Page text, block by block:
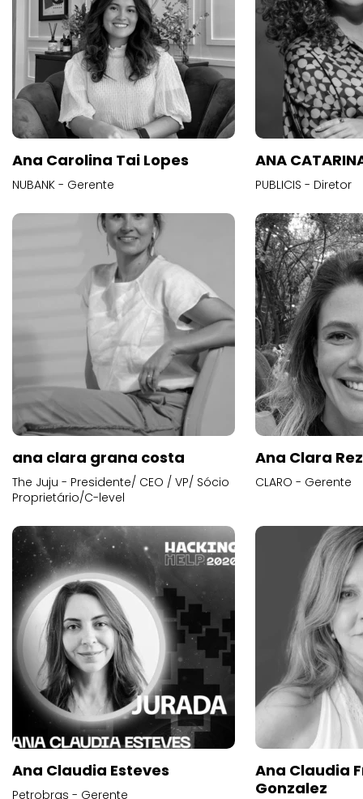
Ana Carolina Tai Lopes
NUBANK - Gerente
ANA
PUBLICIS - Diretor
ana clara grana costa
The Juju - Presidente/ CEO / VP/ Sócio
Proprietário/C-level
Ana Clara
CLARO - Gerente
Ana Claudia Esteves
Petrobras - Gerente
Ana Claudia
Gonzalez